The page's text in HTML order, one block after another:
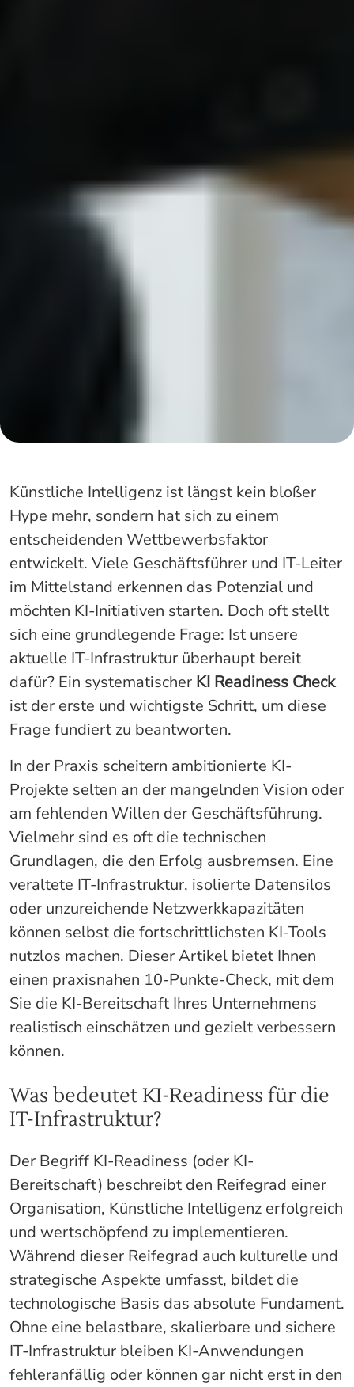
Künstliche Intelligenz ist längst kein bloßer
Hype mehr, sondern hat sich zu einem
entscheidenden Wettbewerbsfaktor
entwickelt. Viele Geschäftsführer und IT-Leiter
im Mittelstand erkennen das Potenzial und
möchten KI-Initiativen starten. Doch oft stellt
sich eine grundlegende Frage: Ist unsere
aktuelle IT-Infrastruktur überhaupt bereit
dafür? Ein systematischer KI Readiness Check
ist der erste und wichtigste Schritt, um diese
Frage fundiert zu beantworten.
In der Praxis scheitern ambitionierte KI-
Projekte selten an der mangelnden Vision oder
am fehlenden Willen der Geschäftsführung.
Vielmehr sind es oft die technischen
Grundlagen, die den Erfolg ausbremsen. Eine
veraltete IT-Infrastruktur, isolierte Datensilos
oder unzureichende Netzwerkkapazitäten
können selbst die fortschrittlichsten KI-Tools
nutzlos machen. Dieser Artikel bietet Ihnen
einen praxisnahen 10-Punkte-Check, mit dem
Sie die KI-Bereitschaft Ihres Unternehmens
realistisch einschätzen und gezielt verbessern
können.
Was bedeutet KI-Readiness für die
IT-Infrastruktur?
Der Begriff KI-Readiness (oder KI-
Bereitschaft) beschreibt den Reifegrad einer
Organisation, Künstliche Intelligenz erfolgreich
und wertschöpfend zu implementieren.
Während dieser Reifegrad auch kulturelle und
strategische Aspekte umfasst, bildet die
technologische Basis das absolute Fundament.
Ohne eine belastbare, skalierbare und sichere
IT-Infrastruktur bleiben KI-Anwendungen
fehleranfällig oder können gar nicht erst in den